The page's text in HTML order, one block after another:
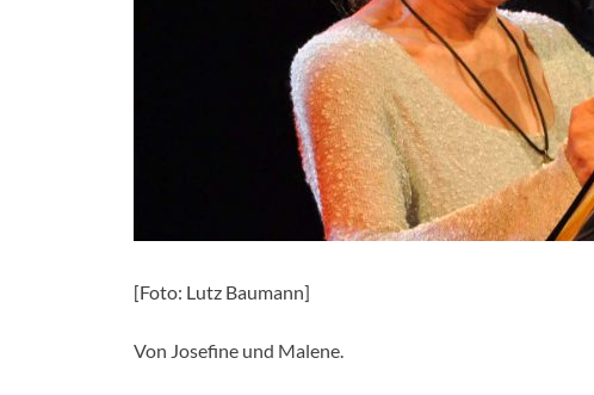
[Foto: Lutz Baumann]
Von Josefine und Malene.